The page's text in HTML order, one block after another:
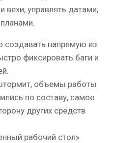
вехи, управлять датами,
создавать напрямую из
фиксировать баги и
объемы работы
по составу, самое
других средств
рабочий стол»